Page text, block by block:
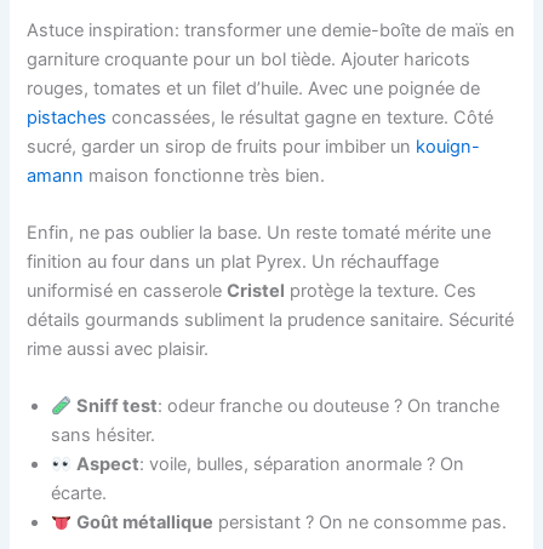
Astuce inspiration: transformer une demie-boîte de maïs en
garniture croquante pour un bol tiède. Ajouter haricots
rouges, tomates et un filet d’huile. Avec une poignée de
pistaches concassées, le résultat gagne en texture. Côté
sucré, garder un sirop de fruits pour imbiber un kouign-
amann maison fonctionne très bien.
Enfin, ne pas oublier la base. Un reste tomaté mérite une
finition au four dans un plat Pyrex. Un réchauffage
uniformisé en casseroleCristel protège la texture. Ces
détails gourmands subliment la prudence sanitaire. Sécurité
rime aussi avec plaisir.
Sniff test: odeur franche ou douteuse ? On tranche
sans hésiter.
Aspect: voile, bulles, séparation anormale ? On
écarte.
Goût métallique persistant ? On ne consomme pas.